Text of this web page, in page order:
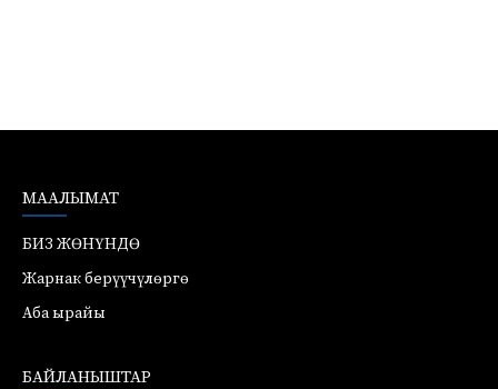
МААЛЫМАТ
БИЗ ЖӨНҮНДӨ
Жарнак берүүчүлөргө
Аба ырайы
БАЙЛАНЫШТАР